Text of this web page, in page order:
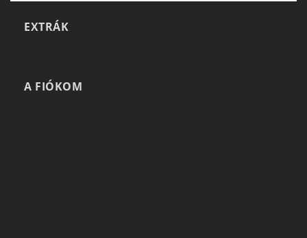
EXTRÁK
A FIÓKOM